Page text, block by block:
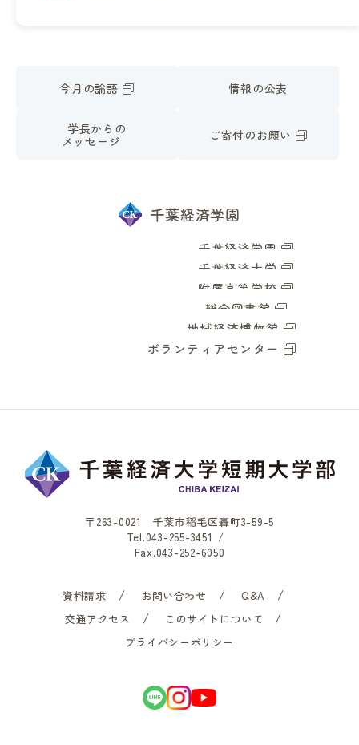
今月の論語 情報の公表
学長からの
メッセージ
ご寄付のお願い
千葉経済学園
千葉経済学園
千葉経済大学
附属高等学校
総合図書館
地域経済博物館
ボランティアセンター
〒263-0021 千葉市稲毛区轟町3-59-5
Tel.043-255-3451 /
Fax.043-252-6050
資料請求 お問い合わせ
Q&A
交通アクセス
このサイトについて
プライバシーポリシー